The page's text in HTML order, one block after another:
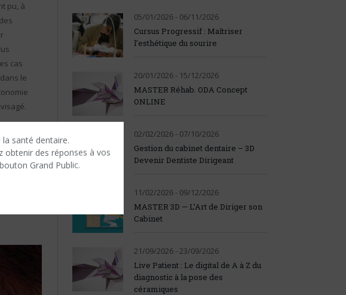
santé dentaire.
obtenir des réponses à vos
Grand Public.
pu, à
cas
le
Prix
05/01/2026 - 06/11/2026
Cursus Progressif : Maîtriser
l’esthétique du sourire
20/01/2026 - 15/12/2026
MASTER Réhab. ODA Concept
ONLINE
02/02/2026 - 07/10/2026
Gestion du cabinet dentaire – 3D
Devenir Dentiste Dirigeant
11/02/2026 - 09/12/2026
MASTER 3D — L’Art de Diriger son
Cabinet
21/09/2026 - 23/09/2026
Live Patient : Le digital de A à Z du
diagnostic à la pose des
céramiques